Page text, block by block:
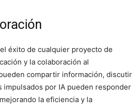
éxito de cualquier proyecto de
y la colaboración al
compartir información, discutir
impulsados por IA pueden responder
la eficiencia y la